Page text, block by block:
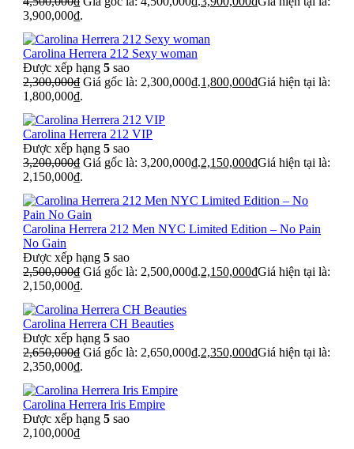
3,900,000₫.
Carolina Herrera 212 Sexy woman
Được xếp hạng 5 sao
2,300,000₫ Giá gốc là: 2,300,000₫.1,800,000₫Giá hiện tại là:
1,800,000₫.
Carolina Herrera 212 VIP
Được xếp hạng 5 sao
3,200,000₫ Giá gốc là: 3,200,000₫.2,150,000₫Giá hiện tại là:
2,150,000₫.
Carolina Herrera 212 Men NYC Limited Edition – No Pain
No Gain
Được xếp hạng 5 sao
2,500,000₫ Giá gốc là: 2,500,000₫.2,150,000₫Giá hiện tại là:
2,150,000₫.
Carolina Herrera CH Beauties
Được xếp hạng 5 sao
2,650,000₫ Giá gốc là: 2,650,000₫.2,350,000₫Giá hiện tại là:
2,350,000₫.
Carolina Herrera Iris Empire
Được xếp hạng 5 sao
2,100,000₫